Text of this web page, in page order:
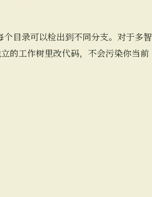
目录可以检出到不同分支。对于多智
的工作树里改代码，不会污染你当前